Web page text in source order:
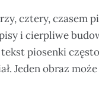
cztery, czasem
i cierpliwe
piosenki
Jeden obraz